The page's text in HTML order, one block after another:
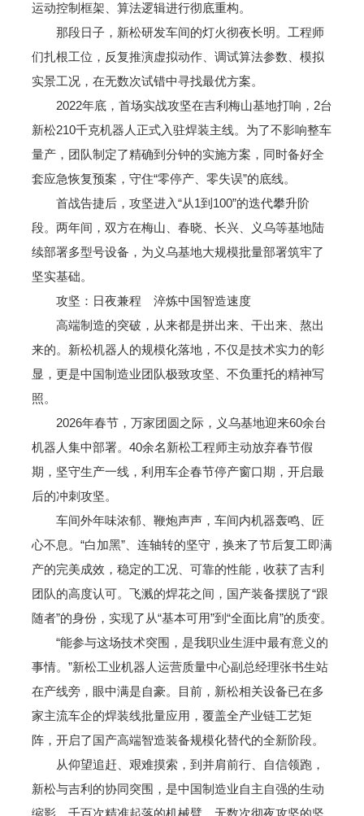
运动控制框架、算法逻辑进行彻底重构。
那段日子，新松研发车间的灯火彻夜长明。工程师
们扎根工位，反复推演虚拟动作、调试算法参数、模拟
实景工况，在无数次试错中寻找最优方案。
2022年底，首场实战攻坚在吉利梅山基地打响，2台
新松210千克机器人正式入驻焊装主线。为了不影响整车
量产，团队制定了精确到分钟的实施方案，同时备好全
套应急恢复预案，守住“零停产、零失误”的底线。
首战告捷后，攻坚进入“从1到100”的迭代攀升阶
段。两年间，双方在梅山、春晓、长兴、义乌等基地陆
续部署多型号设备，为义乌基地大规模批量部署筑牢了
坚实基础。
攻坚：日夜兼程 淬炼中国智造速度
高端制造的突破，从来都是拼出来、干出来、熬出
来的。新松机器人的规模化落地，不仅是技术实力的彰
显，更是中国制造业团队极致攻坚、不负重托的精神写
照。
2026年春节，万家团圆之际，义乌基地迎来60余台
机器人集中部署。40余名新松工程师主动放弃春节假
期，坚守生产一线，利用车企春节停产窗口期，开启最
后的冲刺攻坚。
车间外年味浓郁、鞭炮声声，车间内机器轰鸣、匠
心不息。“白加黑”、连轴转的坚守，换来了节后复工即满
产的完美成效，稳定的工况、可靠的性能，收获了吉利
团队的高度认可。飞溅的焊花之间，国产装备摆脱了“跟
随者”的身份，实现了从“基本可用”到“全面比肩”的质变。
“能参与这场技术突围，是我职业生涯中最有意义的
事情。”新松工业机器人运营质量中心副总经理张书生站
在产线旁，眼中满是自豪。目前，新松相关设备已在多
家主流车企的焊装线批量应用，覆盖全产业链工艺矩
阵，开启了国产高端智造装备规模化替代的全新阶段。
从仰望追赶、艰难摸索，到并肩前行、自信领跑，
新松与吉利的协同突围，是中国制造业自主自强的生动
缩影。千百次精准起落的机械臂、无数次彻夜攻坚的坚